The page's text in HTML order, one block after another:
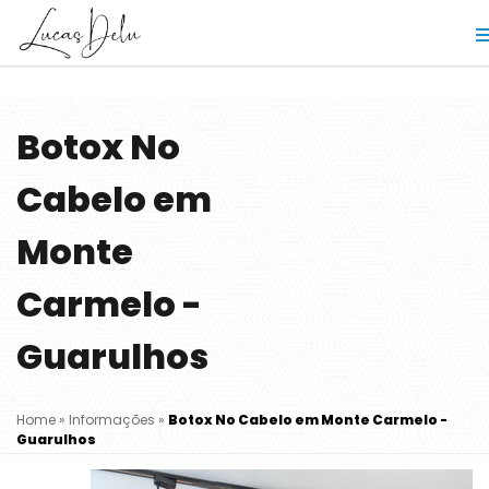
Botox No
Cabelo em
Monte
Carmelo -
Guarulhos
Home » Informações » Botox No Cabelo em Monte Carmelo -
Guarulhos